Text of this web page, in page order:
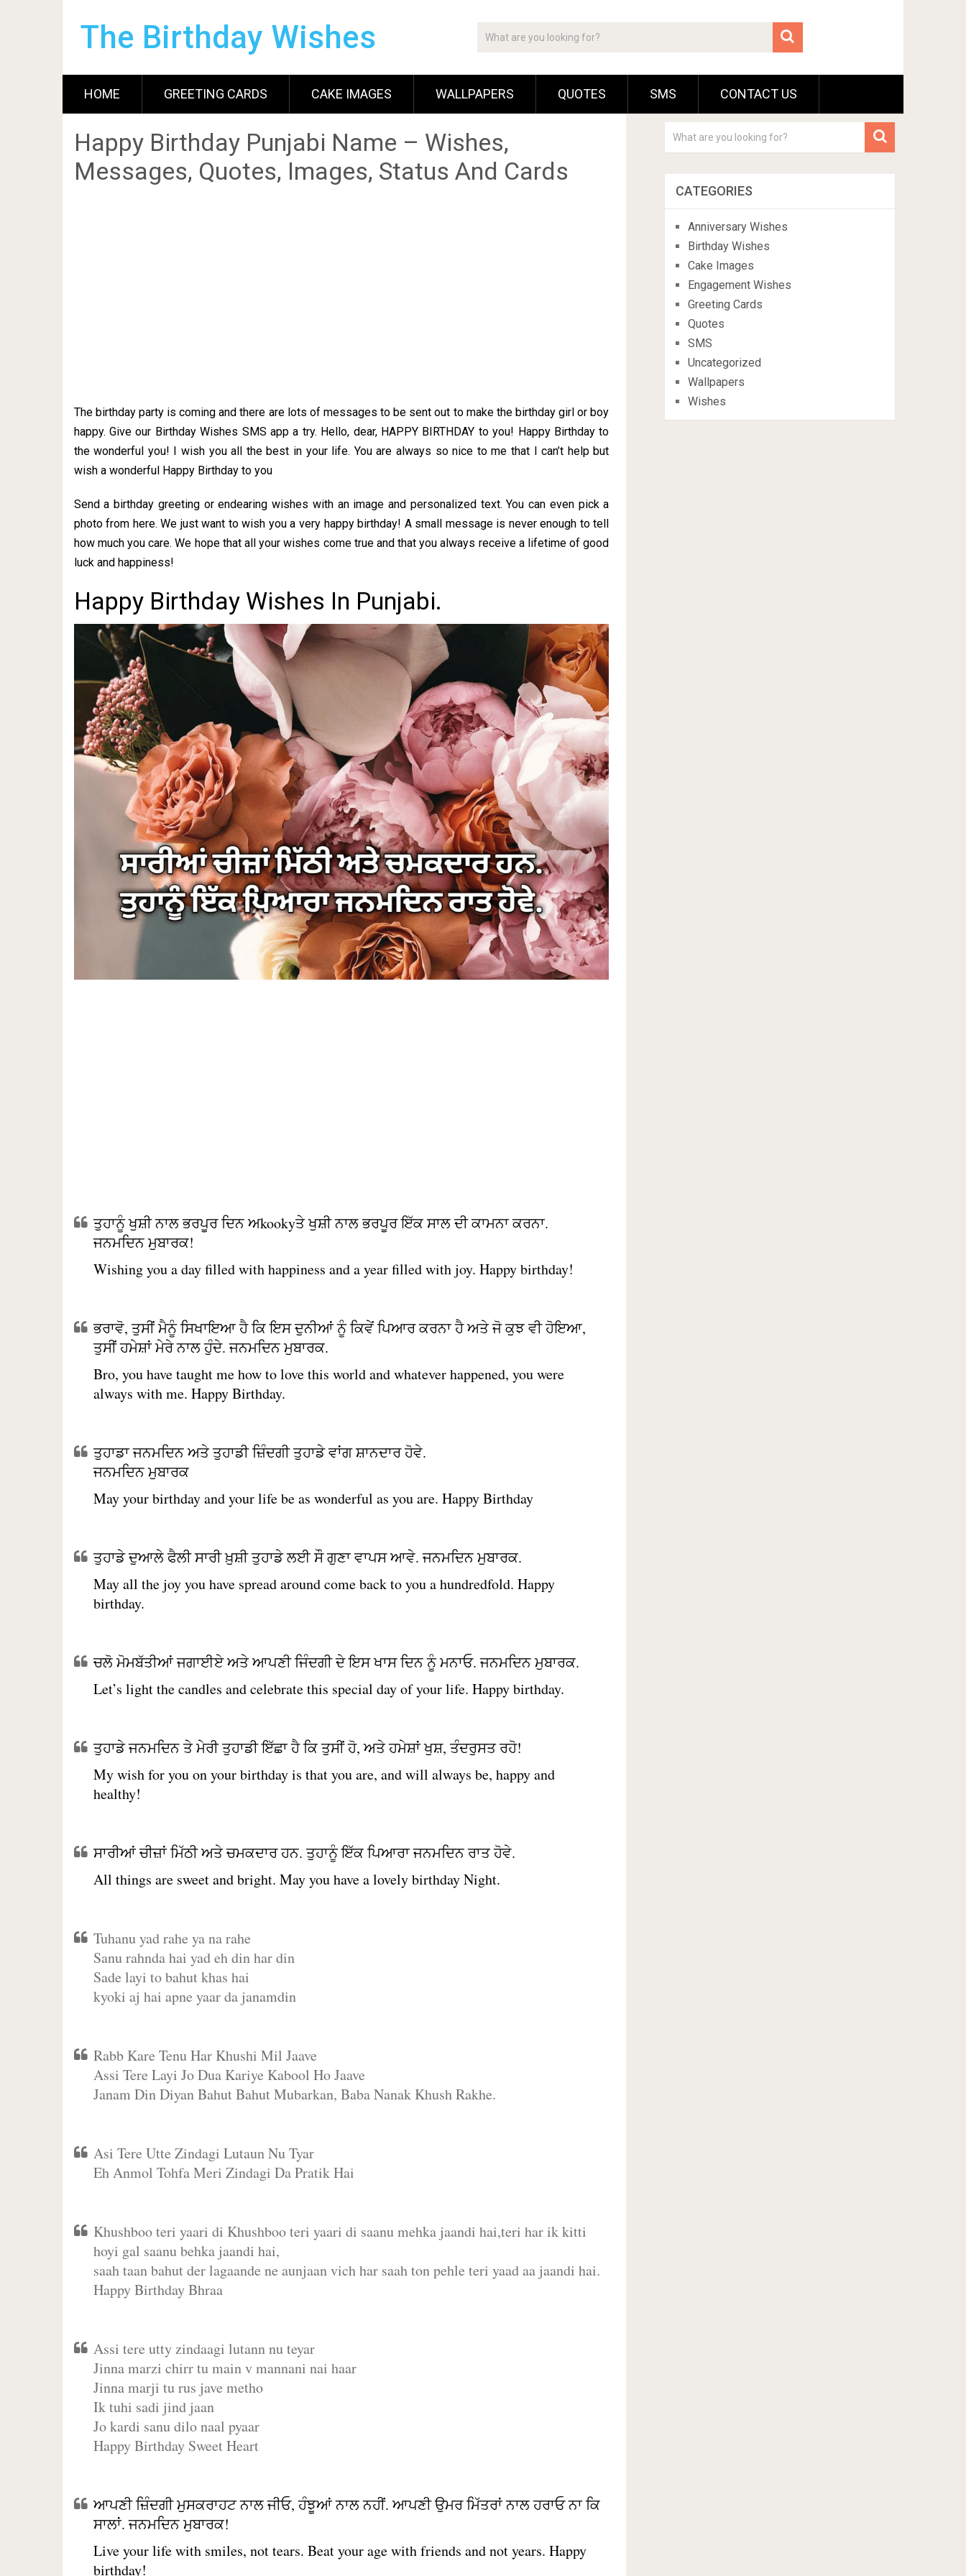
The Birthday Wishes
HOME GREETING CARDS CAKE IMAGES WALLPAPERS QUOTES SMS CONTACT US
Happy Birthday Punjabi Name – Wishes,
Messages, Quotes, Images, Status And Cards
The birthday party is coming and there are lots of messages to be sent out to make the birthday girl or boy
happy. Give our Birthday Wishes SMS app a try. Hello, dear, HAPPY BIRTHDAY to you! Happy Birthday to
the wonderful you! I wish you all the best in your life. You are always so nice to me that I can’t help but
wish a wonderful Happy Birthday to you
Send a birthday greeting or endearing wishes with an image and personalized text. You can even pick a
photo from here. We just want to wish you a very happy birthday! A small message is never enough to tell
how much you care. We hope that all your wishes come true and that you always receive a lifetime of good
luck and happiness!
Happy Birthday Wishes In Punjabi.
ਤੁਹਾਨੂੰ ਖੁਸ਼ੀ ਨਾਲ ਭਰਪੂਰ ਦਿਨ ਅkookyਤੇ ਖੁਸ਼ੀ ਨਾਲ ਭਰਪੂਰ ਇੱਕ ਸਾਲ ਦੀ ਕਾਮਨਾ ਕਰਨਾ.
ਜਨਮਦਿਨ ਮੁਬਾਰਕ!
Wishing you a day filled with happiness and a year filled with joy. Happy birthday!
ਭਰਾਵੋ, ਤੁਸੀਂ ਮੈਨੂੰ ਸਿਖਾਇਆ ਹੈ ਕਿ ਇਸ ਦੁਨੀਆਂ ਨੂੰ ਕਿਵੇਂ ਪਿਆਰ ਕਰਨਾ ਹੈ ਅਤੇ ਜੋ ਕੁਝ ਵੀ ਹੋਇਆ,
ਤੁਸੀਂ ਹਮੇਸ਼ਾਂ ਮੇਰੇ ਨਾਲ ਹੁੰਦੇ. ਜਨਮਦਿਨ ਮੁਬਾਰਕ.
Bro, you have taught me how to love this world and whatever happened, you were
always with me. Happy Birthday.
ਤੁਹਾਡਾ ਜਨਮਦਿਨ ਅਤੇ ਤੁਹਾਡੀ ਜ਼ਿੰਦਗੀ ਤੁਹਾਡੇ ਵਾਂਗ ਸ਼ਾਨਦਾਰ ਹੋਵੇ.
ਜਨਮਦਿਨ ਮੁਬਾਰਕ
May your birthday and your life be as wonderful as you are. Happy Birthday
ਤੁਹਾਡੇ ਦੁਆਲੇ ਫੈਲੀ ਸਾਰੀ ਖ਼ੁਸ਼ੀ ਤੁਹਾਡੇ ਲਈ ਸੌ ਗੁਣਾ ਵਾਪਸ ਆਵੇ. ਜਨਮਦਿਨ ਮੁਬਾਰਕ.
May all the joy you have spread around come back to you a hundredfold. Happy
birthday.
ਚਲੋ ਮੋਮਬੱਤੀਆਂ ਜਗਾਈਏ ਅਤੇ ਆਪਣੀ ਜਿੰਦਗੀ ਦੇ ਇਸ ਖਾਸ ਦਿਨ ਨੂੰ ਮਨਾਓ. ਜਨਮਦਿਨ ਮੁਬਾਰਕ.
Let’s light the candles and celebrate this special day of your life. Happy birthday.
ਤੁਹਾਡੇ ਜਨਮਦਿਨ ਤੇ ਮੇਰੀ ਤੁਹਾਡੀ ਇੱਛਾ ਹੈ ਕਿ ਤੁਸੀਂ ਹੋ, ਅਤੇ ਹਮੇਸ਼ਾਂ ਖੁਸ਼, ਤੰਦਰੁਸਤ ਰਹੋ!
My wish for you on your birthday is that you are, and will always be, happy and
healthy!
ਸਾਰੀਆਂ ਚੀਜ਼ਾਂ ਮਿੱਠੀ ਅਤੇ ਚਮਕਦਾਰ ਹਨ. ਤੁਹਾਨੂੰ ਇੱਕ ਪਿਆਰਾ ਜਨਮਦਿਨ ਰਾਤ ਹੋਵੇ.
All things are sweet and bright. May you have a lovely birthday Night.
Tuhanu yad rahe ya na rahe
Sanu rahnda hai yad eh din har din
Sade layi to bahut khas hai
kyoki aj hai apne yaar da janamdin
Rabb Kare Tenu Har Khushi Mil Jaave
Assi Tere Layi Jo Dua Kariye Kabool Ho Jaave
Janam Din Diyan Bahut Bahut Mubarkan, Baba Nanak Khush Rakhe.
Asi Tere Utte Zindagi Lutaun Nu Tyar
Eh Anmol Tohfa Meri Zindagi Da Pratik Hai
Khushboo teri yaari di Khushboo teri yaari di saanu mehka jaandi hai,teri har ik kitti
hoyi gal saanu behka jaandi hai,
saah taan bahut der lagaande ne aunjaan vich har saah ton pehle teri yaad aa jaandi hai.
Happy Birthday Bhraa
Assi tere utty zindaagi lutann nu teyar
Jinna marzi chirr tu main v mannani nai haar
Jinna marji tu rus jave metho
Ik tuhi sadi jind jaan
Jo kardi sanu dilo naal pyaar
Happy Birthday Sweet Heart
ਆਪਣੀ ਜ਼ਿੰਦਗੀ ਮੁਸਕਰਾਹਟ ਨਾਲ ਜੀਓ, ਹੰਝੂਆਂ ਨਾਲ ਨਹੀਂ. ਆਪਣੀ ਉਮਰ ਮਿੱਤਰਾਂ ਨਾਲ ਹਰਾਓ ਨਾ ਕਿ
ਸਾਲਾਂ. ਜਨਮਦਿਨ ਮੁਬਾਰਕ!
Live your life with smiles, not tears. Beat your age with friends and not years. Happy
birthday!
CATEGORIES
Anniversary Wishes
Birthday Wishes
Cake Images
Engagement Wishes
Greeting Cards
Quotes
SMS
Uncategorized
Wallpapers
Wishes